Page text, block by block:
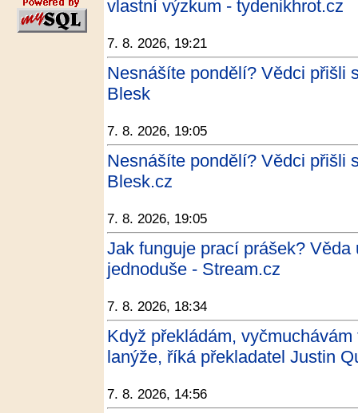
vlastní výzkum - tydenikhrot.cz
7. 8. 2026, 19:21
Nesnášíte pondělí? Vědci přišli
Blesk
7. 8. 2026, 19:05
Nesnášíte pondělí? Vědci přišli
Blesk.cz
7. 8. 2026, 19:05
Jak funguje prací prášek?
jednoduše - Stream.cz
7. 8. 2026, 18:34
Když překládám,
lanýže, říká překladatel Justin
7. 8. 2026, 14:56